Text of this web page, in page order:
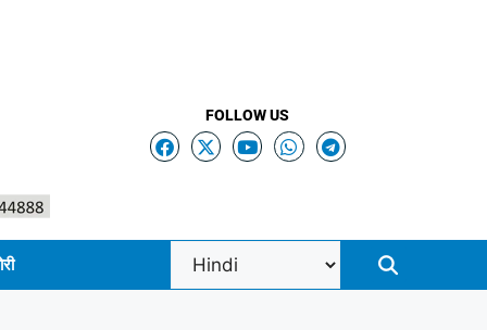
FOLLOW US